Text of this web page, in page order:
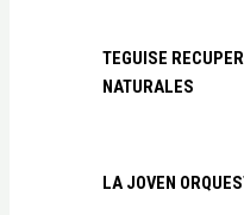
TEGUISE
NATURALES
LA JOVEN